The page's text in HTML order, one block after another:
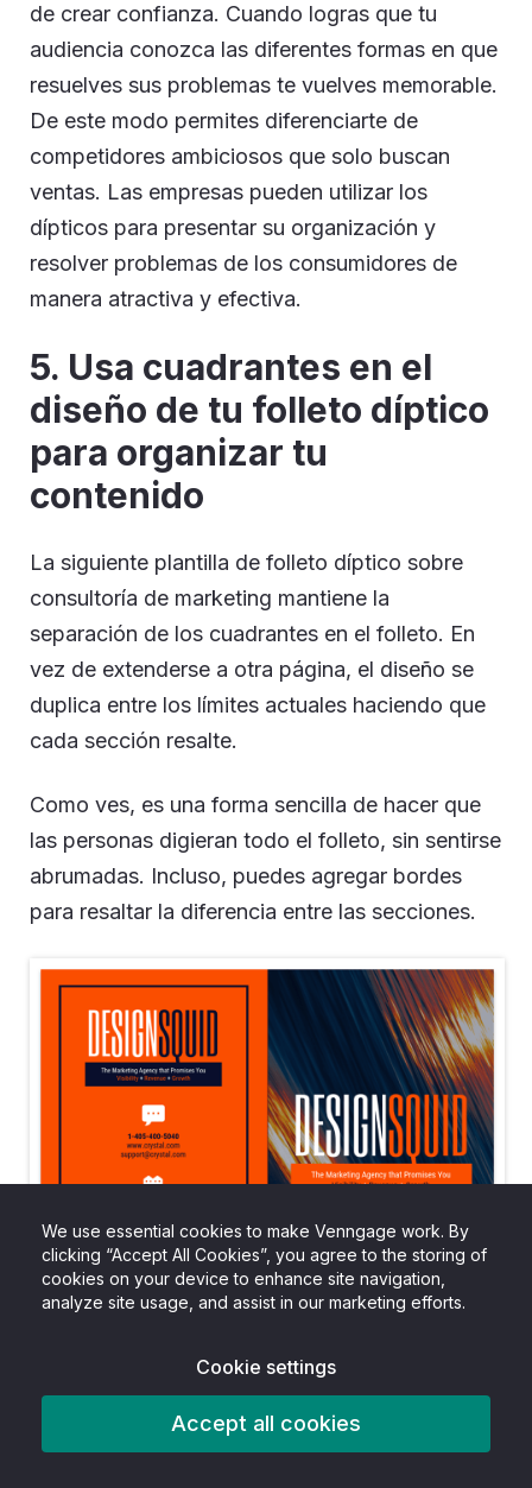
We use essential cookies to make Venngage work. By
clicking “Accept All Cookies”, you agree to the storing of
cookies on your device to enhance site navigation,
analyze site usage, and assist in our marketing efforts.
Cookie settings
Accept all cookies
de crear confianza. Cuando logras que tu
audiencia conozca las diferentes formas en que
resuelves sus problemas te vuelves memorable.
De este modo permites diferenciarte de
competidores ambiciosos que solo buscan
ventas. Las empresas pueden utilizar los
dípticos para presentar su organización y
resolver problemas de los consumidores de
manera atractiva y efectiva.
5. Usa cuadrantes en el
diseño de tu folleto díptico
para organizar tu
contenido
La siguiente plantilla de folleto díptico sobre
consultoría de marketing mantiene la
separación de los cuadrantes en el folleto. En
vez de extenderse a otra página, el diseño se
duplica entre los límites actuales haciendo que
cada sección resalte.
Como ves, es una forma sencilla de hacer que
las personas digieran todo el folleto, sin sentirse
abrumadas. Incluso, puedes agregar bordes
para resaltar la diferencia entre las secciones.